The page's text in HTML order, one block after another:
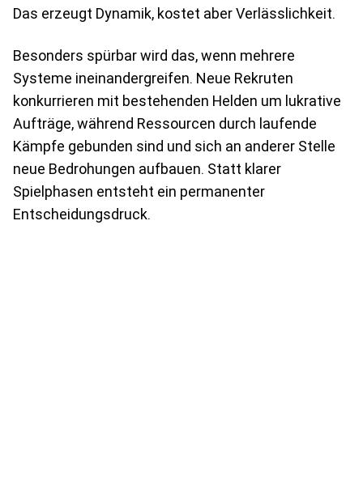
Das erzeugt Dynamik, kostet aber Verlässlichkeit.
Besonders spürbar wird das, wenn mehrere
Systeme ineinandergreifen. Neue Rekruten
konkurrieren mit bestehenden Helden um lukrative
Aufträge, während Ressourcen durch laufende
Kämpfe gebunden sind und sich an anderer Stelle
neue Bedrohungen aufbauen. Statt klarer
Spielphasen entsteht ein permanenter
Entscheidungsdruck.